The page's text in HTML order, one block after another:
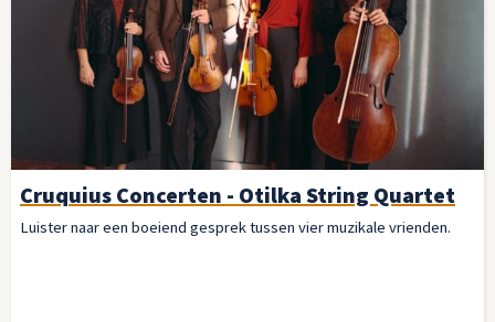
Cruquius Concerten - Otilka String Quartet
Luister naar een boeiend gesprek tussen vier muzikale vrienden.